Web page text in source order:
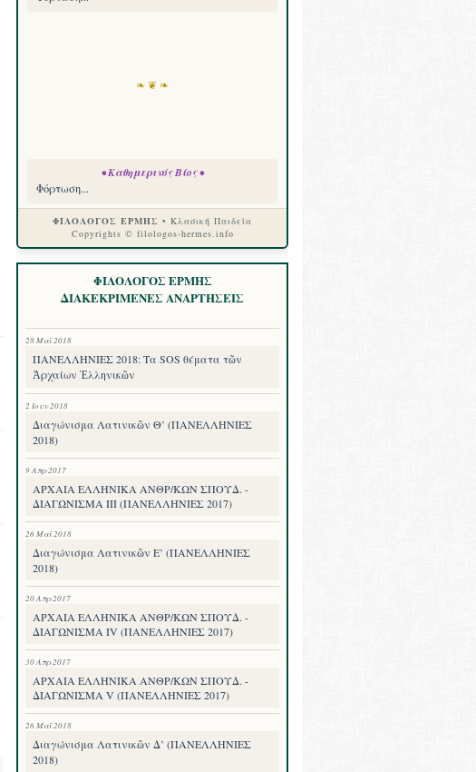
❧ ❦ ❧
• Καθημερινός Βίος •
Φόρτωση...
ΦΙΛΟΛΟΓΟΣ ΕΡΜΗΣ • Κλασική Παιδεία
Copyrights © filologos-hermes.info
ΦΙΛΟΛΟΓΟΣ ΕΡΜΗΣ
ΔΙΑΚΕΚΡΙΜΕΝΕΣ ΑΝΑΡΤΗΣΕΙΣ
28 Μαΐ 2018
ΠΑΝΕΛΛΗΝΙΕΣ 2018: Τα SOS θέματα τῶν
Ἀρχαίων Ἑλληνικῶν
2 Ιουν 2018
Διαγώνισμα Λατινικῶν Θ’ (ΠΑΝΕΛΛΗΝΙΕΣ
2018)
9 Απρ 2017
ΑΡΧΑΙΑ ΕΛΛΗΝΙΚΑ ΑΝΘΡ/ΚΩΝ ΣΠΟΥΔ. -
ΔΙΑΓΩΝΙΣΜΑ III (ΠΑΝΕΛΛΗΝΙΕΣ 2017)
26 Μαΐ 2018
Διαγώνισμα Λατινικῶν Ε’ (ΠΑΝΕΛΛΗΝΙΕΣ
2018)
20 Απρ 2017
ΑΡΧΑΙΑ ΕΛΛΗΝΙΚΑ ΑΝΘΡ/ΚΩΝ ΣΠΟΥΔ. -
ΔΙΑΓΩΝΙΣΜΑ IV (ΠΑΝΕΛΛΗΝΙΕΣ 2017)
30 Απρ 2017
ΑΡΧΑΙΑ ΕΛΛΗΝΙΚΑ ΑΝΘΡ/ΚΩΝ ΣΠΟΥΔ. -
ΔΙΑΓΩΝΙΣΜΑ V (ΠΑΝΕΛΛΗΝΙΕΣ 2017)
26 Μαΐ 2018
Διαγώνισμα Λατινικῶν Δ’ (ΠΑΝΕΛΛΗΝΙΕΣ
2018)